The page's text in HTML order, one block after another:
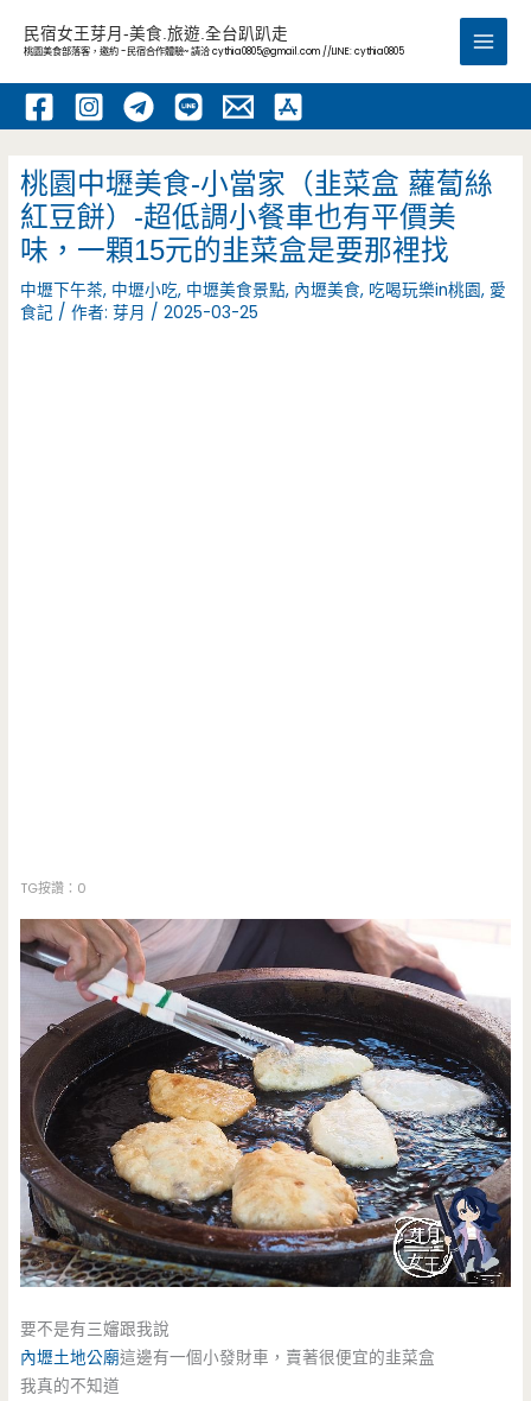
內
民宿女王芽月-美食.旅遊.全台趴趴走
桃園美食部落客，邀約 -民宿合作體驗~ 請洽cythia0805@gmail.com //LINE: cythia0805
Main
桃園中壢美食-小當家（韭菜盒 蘿蔔絲
紅豆餅）-超低調小餐車也有平價美
味，一顆15元的韭菜盒是要那裡找
中壢下午茶, 中壢小吃, 中壢美食景點, 內壢美食, 吃喝玩樂in桃園, 愛
食記 / 作者:芽月 /2025-03-25
TG按讚：0
要不是有三嬸跟我說
內壢土地公廟這邊有一個小發財車，賣著很便宜的韭菜盒
我真的不知道